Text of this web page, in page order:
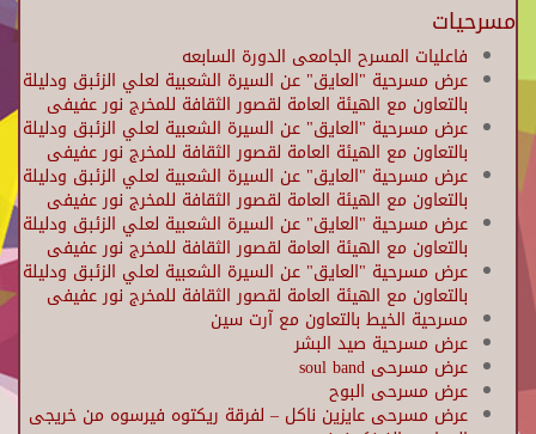
مسرحيات
فاعليات المسرح الجامعى الدورة السابعه
عرض مسرحية "العايق" عن السيرة الشعبية لعلي الزئبق ودليلة
بالتعاون مع الهيئة العامة لقصور الثقافة للمخرج نور عفيفى
عرض مسرحية "العايق" عن السيرة الشعبية لعلي الزئبق ودليلة
بالتعاون مع الهيئة العامة لقصور الثقافة للمخرج نور عفيفى
عرض مسرحية "العايق" عن السيرة الشعبية لعلي الزئبق ودليلة
بالتعاون مع الهيئة العامة لقصور الثقافة للمخرج نور عفيفى
عرض مسرحية "العايق" عن السيرة الشعبية لعلي الزئبق ودليلة
بالتعاون مع الهيئة العامة لقصور الثقافة للمخرج نور عفيفى
عرض مسرحية "العايق" عن السيرة الشعبية لعلي الزئبق ودليلة
بالتعاون مع الهيئة العامة لقصور الثقافة للمخرج نور عفيفى
مسرحية الخيط بالتعاون مع آرت سين
عرض مسرحية صيد البشر
عرض مسرحى soul band
عرض مسرحى البوح
عرض مسرحى عايزين ناكل – لفرقة ريكتوه فيرسوه من خريجى